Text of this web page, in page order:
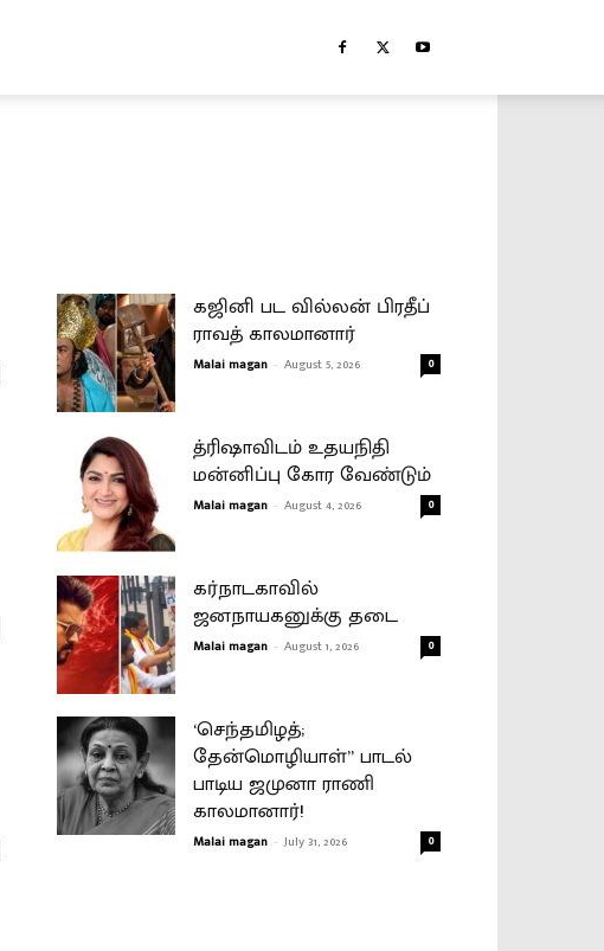
கஜினி பட வில்லன் பிரதீப்
ராவத் காலமானார்
Malai magan - August 5, 2026 0
த்ரிஷாவிடம் உதயநிதி
மன்னிப்பு கோர வேண்டும்
Malai magan - August 4, 2026 0
கர்நாடகாவில்
ஜனநாயகனுக்கு தடை
Malai magan - August 1, 2026 0
‘செந்தமிழத்;
தேன்மொழியாள்” பாடல்
பாடிய ஜமுனா ராணி
காலமானார்!
Malai magan - July 31, 2026 0